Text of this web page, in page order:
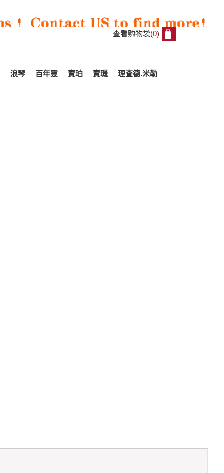
查看购物袋(0)
浪琴 百年靈 寶珀 寶璣 理查德.米勒